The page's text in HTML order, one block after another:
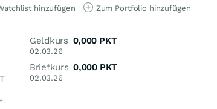
hinzufügen Zum Portfolio hinzufügen
Geldkurs
02.03.26
0,000 PKT
Briefkurs
02.03.26
0,000 PKT